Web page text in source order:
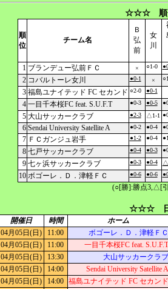
☆☆☆ 順
順
位
チーム名
Ｂ
弘
前
女
川
1 ブランデュー弘前ＦＣ × ○1-0
2 コバルトーレ女川 ●0-1 ×
3 福島ユナイテッド FC セカンド ○2-0 ●0-1
4 一目千本桜FC feat. S.U.F.T ●0-3 ●0-5
5 大山サッカークラブ ●2-3 △1-1
6 Sendai University Satellite A ●0-2 ●0-4
7 ＦＣガンジュ岩手 ●1-2 ●0-4
8 七戸サッカークラブ ●0-4 ●0-3
9 七ヶ浜サッカークラブ ●0-3 ●0-4
10 ボゴーレ．Ｄ．津軽ＦＣ ●0-6 ●0-6
(○[勝]:勝点3,△[
☆☆☆ 日
開催日 時間 ホーム
04月05日(日) 11:00
ボゴーレ．Ｄ．津軽ＦＣ
04月05日(日)
11:00
一目千本桜FC feat. S.U.F.T
04月05日(日)
13:30
大山サッカークラブ
04月05日(日)
14:00
Sendai University Satellite A
04月05日(日)
14:00 福島ユナイテッド FC セカンド